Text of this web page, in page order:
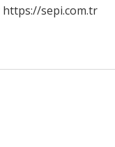
https://sepi.com.tr